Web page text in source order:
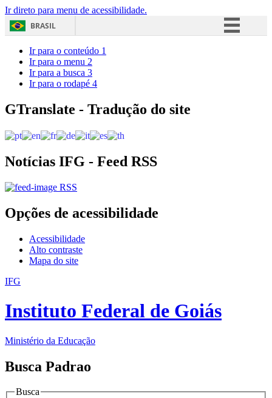
Ir direto para menu de acessibilidade.
BRASIL
Acesso à informação
Ir para o conteúdo 1
Ir para o menu 2
Ir para a busca 3
Ir para o rodapé 4
GTranslate - Tradução do site
Notícias IFG - Feed RSS
RSS
Opções de acessibilidade
Acessibilidade
Alto contraste
Mapa do site
IFG
Instituto Federal de Goiás
Ministério da Educação
Busca Padrao
Busca